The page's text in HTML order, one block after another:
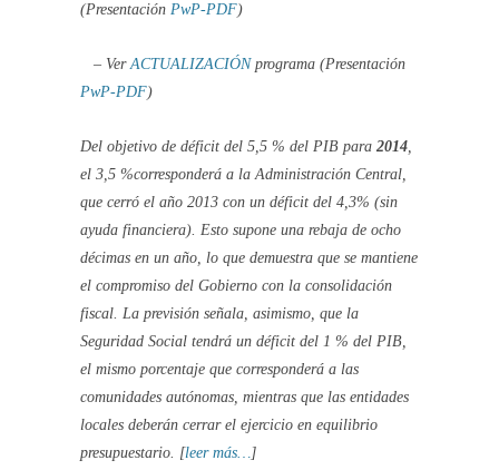
(Presentación PwP-PDF)
– VerACTUALIZACIÓNprograma (Presentación
PwP-PDF)
Del objetivo de déficit del 5,5 % del PIB para 2014,
el 3,5 %corresponderá a la Administración Central,
que cerró el año 2013 con un déficit del 4,3% (sin
ayuda financiera). Esto supone una rebaja de ocho
décimas en un año, lo que demuestra que se mantiene
el compromiso del Gobierno con la consolidación
fiscal. La previsión señala, asimismo, que la
Seguridad Social tendrá un déficit del 1 % del PIB,
el mismo porcentaje que corresponderá a las
comunidades autónomas, mientras que las entidades
locales deberán cerrar el ejercicio en equilibrio
presupuestario. [leer más…]